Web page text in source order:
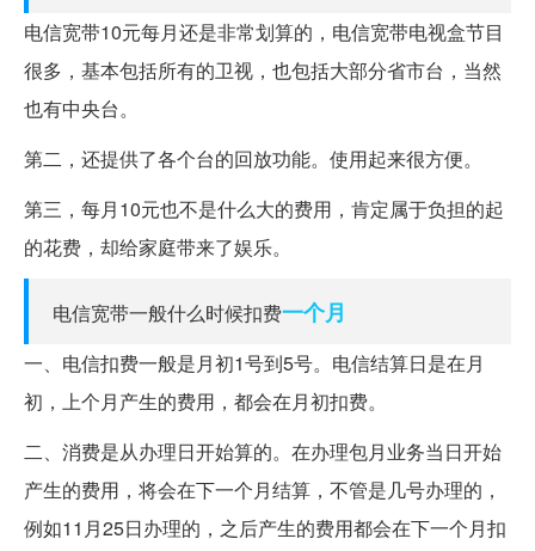
电信宽带10元每月还是非常划算的，电信宽带电视盒节目
很多，基本包括所有的卫视，也包括大部分省市台，当然
也有中央台。
第二，还提供了各个台的回放功能。使用起来很方便。
第三，每月10元也不是什么大的费用，肯定属于负担的起
的花费，却给家庭带来了娱乐。
电信宽带一般什么时候扣费一个月
一、电信扣费一般是月初1号到5号。电信结算日是在月
初，上个月产生的费用，都会在月初扣费。
二、消费是从办理日开始算的。在办理包月业务当日开始
产生的费用，将会在下一个月结算，不管是几号办理的，
例如11月25日办理的，之后产生的费用都会在下一个月扣